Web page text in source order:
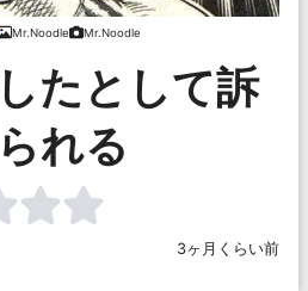
Mr.Noodle Mr.Noodle
たとして訴
れる
3ヶ月くらい前